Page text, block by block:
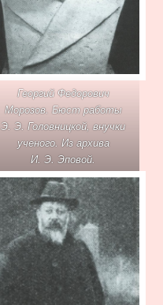
Георгий Федорович
Морозов. Бюст работы
Э. Э. Головницкой, внучки
ученого. Из архива
И. Э. Эповой.